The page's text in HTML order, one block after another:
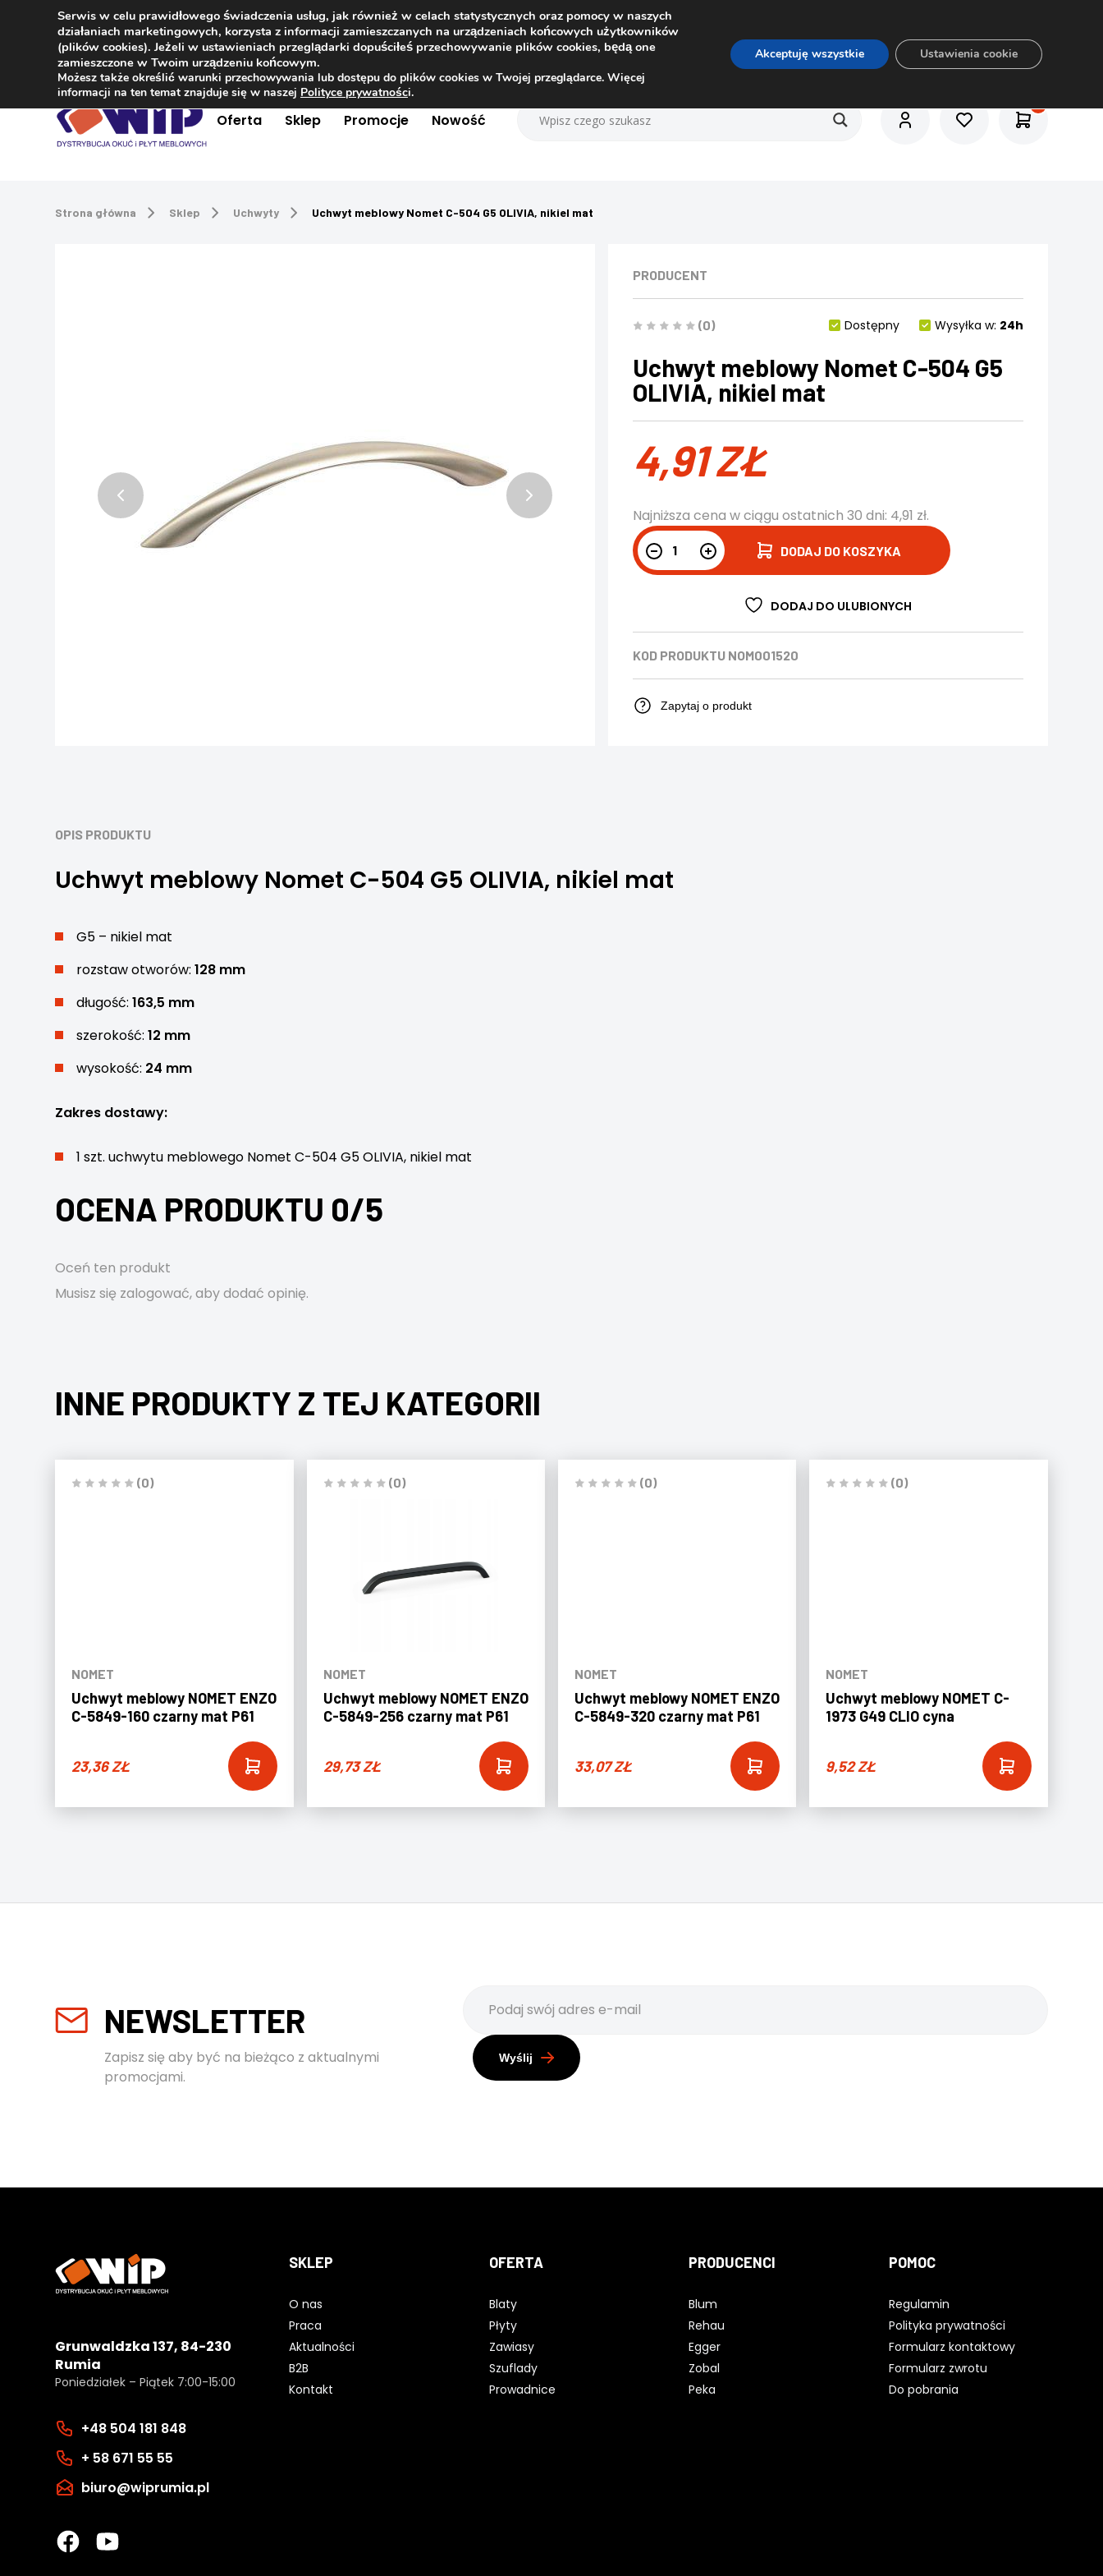
Kontakt +48 504 181 848
Oferta Sklep Promocje Nowość
Strona główna Sklep Uchwyty Uchwyt meblowy Nomet C-504 G5 OLIVIA, nikiel mat
PRODUCENT
(0) Dostępny Wysyłka w: 24h
Uchwyt meblowy Nomet C-504 G5
OLIVIA, nikiel mat
4,91ZŁ
Najniższa cena w ciągu ostatnich 30 dni: 4,91 zł.
DODAJ DO KOSZYKA
DODAJ DO ULUBIONYCH
KOD PRODUKTU NOM001520
Zapytaj o produkt
OPIS PRODUKTU
Uchwyt meblowy Nomet C-504 G5 OLIVIA, nikiel mat
G5 – nikiel mat
rozstaw otworów:128 mm
długość:163,5 mm
szerokość:12 mm
wysokość: 24 mm
Zakres dostawy:
1 szt. uchwytu meblowego Nomet C-504 G5 OLIVIA, nikiel mat
OCENA PRODUKTU 0/5
Oceń ten produkt
Musisz się zalogować, aby dodać opinię.
INNE PRODUKTY Z TEJ KATEGORII
(0)
NOMET
Uchwyt meblowy NOMET ENZO
C-5849-160 czarny mat P61
23,36ZŁ
(0)
NOMET
Uchwyt meblowy NOMET ENZO
C-5849-256 czarny mat P61
29,73ZŁ
(0)
NOMET
Uchwyt meblowy NOMET ENZO
C-5849-320 czarny mat P61
33,07ZŁ
(0)
NOMET
Uchwyt meblowy NOMET C-
1973 G49 CLIO cyna
9,52ZŁ
NEWSLETTER
Zapisz się aby być na bieżąco z aktualnymi
promocjami.
Wyślij
Grunwaldzka 137, 84-230
Rumia
Poniedziałek – Piątek 7:00-15:00
+48 504 181 848
+ 58 671 55 55
biuro@wiprumia.pl
SKLEP
O nas
Praca
Aktualności
B2B
Kontakt
OFERTA
Blaty
Płyty
Zawiasy
Szuflady
Prowadnice
PRODUCENCI
Blum
Rehau
Egger
Zobal
Peka
POMOC
Regulamin
Polityka prywatności
Formularz kontaktowy
Formularz zwrotu
Do pobrania
Serwis w celu prawidłowego świadczenia usług, jak również w celach statystycznych oraz pomocy w naszych
działaniach marketingowych, korzysta z informacji zamieszczanych na urządzeniach końcowych użytkowników
(plików cookies). Jeżeli w ustawieniach przeglądarki dopuściłeś przechowywanie plików cookies, będą one
zamieszczone w Twoim urządzeniu końcowym.
Możesz także określić warunki przechowywania lub dostępu do plików cookies w Twojej przeglądarce. Więcej
informacji na ten temat znajduje się w naszej Polityce prywatności.
Akceptuję wszystkie Ustawienia cookie